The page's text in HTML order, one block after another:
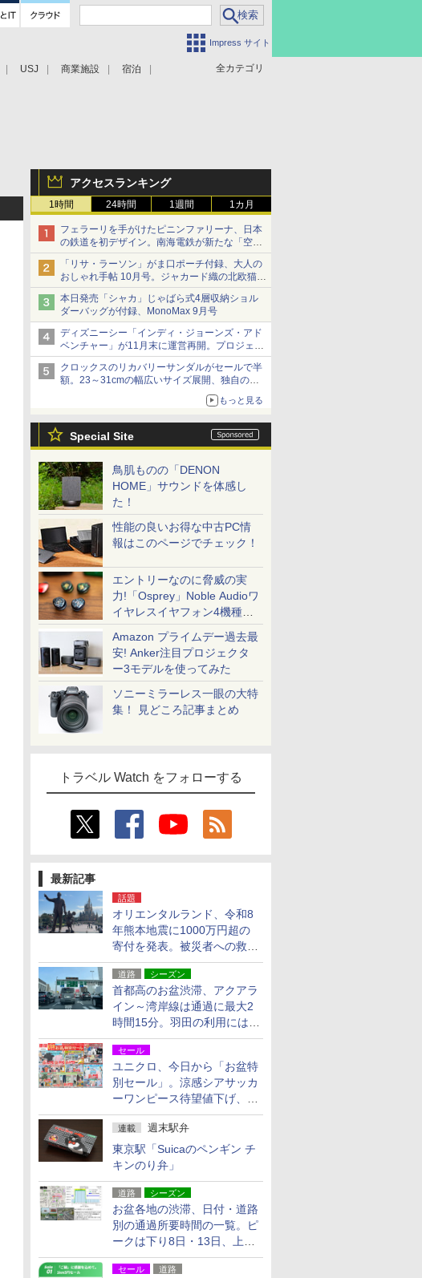
Impress サイト
全カテゴリ
USJ 商業施設 宿泊
アクセスランキング
1時間 24時間 1週間 1カ月
フェラーリを手がけたピニンファリーナ、日本
の鉄道を初デザイン。南海電鉄が新たな「空港
特急」をなにわ筋線へ導入
「リサ・ラーソン」がま口ポーチ付録、大人の
おしゃれ手帖 10月号。ジャカード織の北欧猫デ
ザイン
本日発売「シャカ」じゃばら式4層収納ショル
ダーバッグが付録、MonoMax 9月号
ディズニーシー「インディ・ジョーンズ・アド
ベンチャー」が11月末に運営再開。プロジェク
ションマッピングを追加、DPAは1500円
クロックスのリカバリーサンダルがセールで半
額。23～31cmの幅広いサイズ展開、独自のク
もっと見る
Special Site
鳥肌ものの「DENON
HOME」サウンドを体感し
た！
性能の良いお得な中古PC情
報はこのページでチェック！
エントリーなのに脅威の実
力!「Osprey」Noble Audioワ
イヤレスイヤフォン4機種を
一気に聴く
Amazon プライムデー過去最
安! Anker注目プロジェクタ
ー3モデルを使ってみた
ソニーミラーレス一眼の大特
集！ 見どころ記事まとめ
トラベル Watch をフォローする
最新記事
話題
オリエンタルランド、令和8
年熊本地震に1000万円超の
寄付を発表。被災者への救援
活動・復旧支援
道路 シーズン
首都高のお盆渋滞、アクアラ
イン～湾岸線は通過に最大2
時間15分。羽田の利用には
「空港西出口」の利用検討を
セール
ユニクロ、今日から「お盆特
別セール」。涼感シアサッカ
ーワンピース待望値下げ、撥
水ギアショーツは1990円に
連載 週末駅弁
東京駅「Suicaのペンギン チ
キンのり弁」
道路 シーズン
お盆各地の渋滞、日付・道路
別の通過所要時間の一覧。ピ
ークは下り8日・13日、上り
14日・15日
セール 道路